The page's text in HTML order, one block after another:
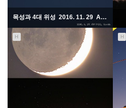
15391
11-29
본회|김지훈
목성과 4대 위성 2016. 11. 29 AM 7:00
H H